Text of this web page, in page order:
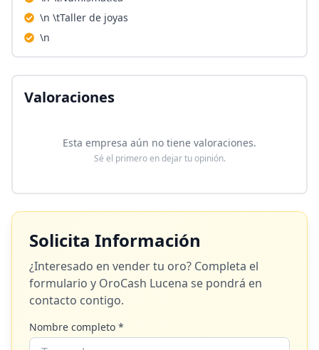
\n \tTaller de joyas
\n
Valoraciones
Esta empresa aún no tiene valoraciones.
Sé el primero en dejar tu opinión.
Solicita Información
¿Interesado en vender tu oro? Completa el
formulario y OroCash Lucena se pondrá en
contacto contigo.
Nombre completo *